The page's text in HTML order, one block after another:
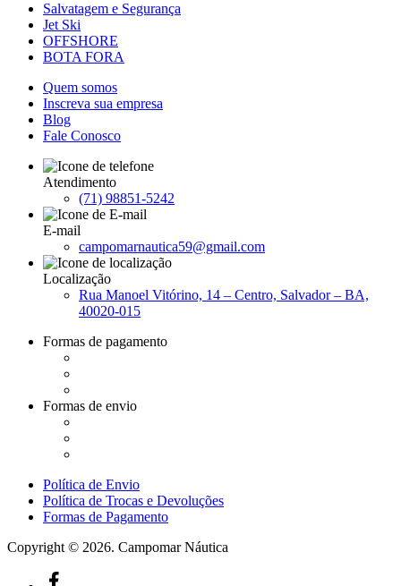
Salvatagem e Segurança
Jet Ski
OFFSHORE
BOTA FORA
Quem somos
Inscreva sua empresa
Blog
Fale Conosco
Atendimento
(71) 98851-5242
E-mail
campomarnautica59@gmail.com
Localização
Rua Manoel Vitórino, 14 – Centro, Salvador – BA,
40020-015
Formas de pagamento
Formas de envio
Política de Envio
Política de Trocas e Devoluções
Formas de Pagamento
Copyright © 2026. Campomar Náutica